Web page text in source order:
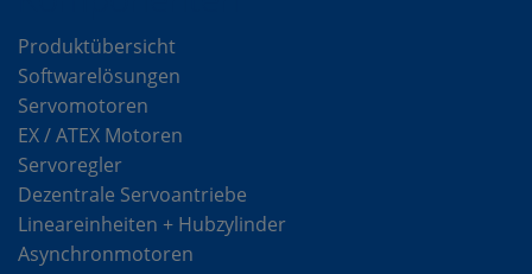
Produktübersicht
Softwarelösungen
Servomotoren
EX / ATEX Motoren
Servoregler
Dezentrale Servoantriebe
Lineareinheiten + Hubzylinder
Asynchronmotoren